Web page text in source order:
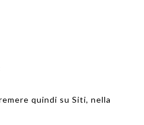
quindi su Siti, nella